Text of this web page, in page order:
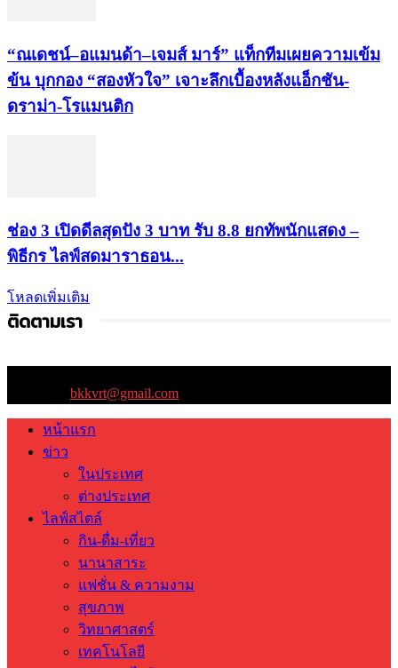
“ณเดชน์–อแมนด้า–เจมส์ มาร์” แท็กทีมเผยความเข้ม
ข้น บุกกอง “สองหัวใจ” เจาะลึกเบื้องหลังแอ็กชัน-
ดราม่า-โรแมนติก
ช่อง 3 เปิดดีลสุดปัง 3 บาท รับ 8.8 ยกทัพนักแสดง –
พิธีกร ไลฟ์สดมาราธอน...
โหลดเพิ่มเติม
ติดตามเรา
bkkvrt@gmail.com
หน้าแรก
ข่าว
ในประเทศ
ต่างประเทศ
ไลฟ์สไตล์
กิน-ดื่ม-เที่ยว
นานาสาระ
แฟชั่น & ความงาม
สุขภาพ
วิทยาศาสตร์
เทคโนโลยี